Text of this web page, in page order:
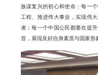
族谋复兴的初心和使命；每一
工程、推进伟大事业，实现伟
者；每一个中国公民都要在提
音，展现良好自身素质与国家形